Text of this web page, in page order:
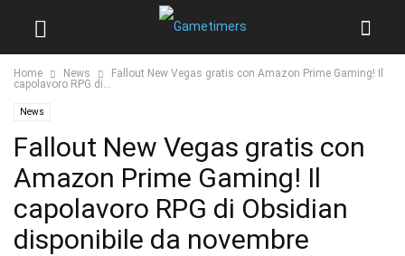
Home News
Fallout New Vegas gratis con Amazon Prime Gaming! Il
capolavoro RPG di...
News
Fallout New Vegas gratis con
Amazon Prime Gaming! Il
capolavoro RPG di Obsidian
disponibile da novembre